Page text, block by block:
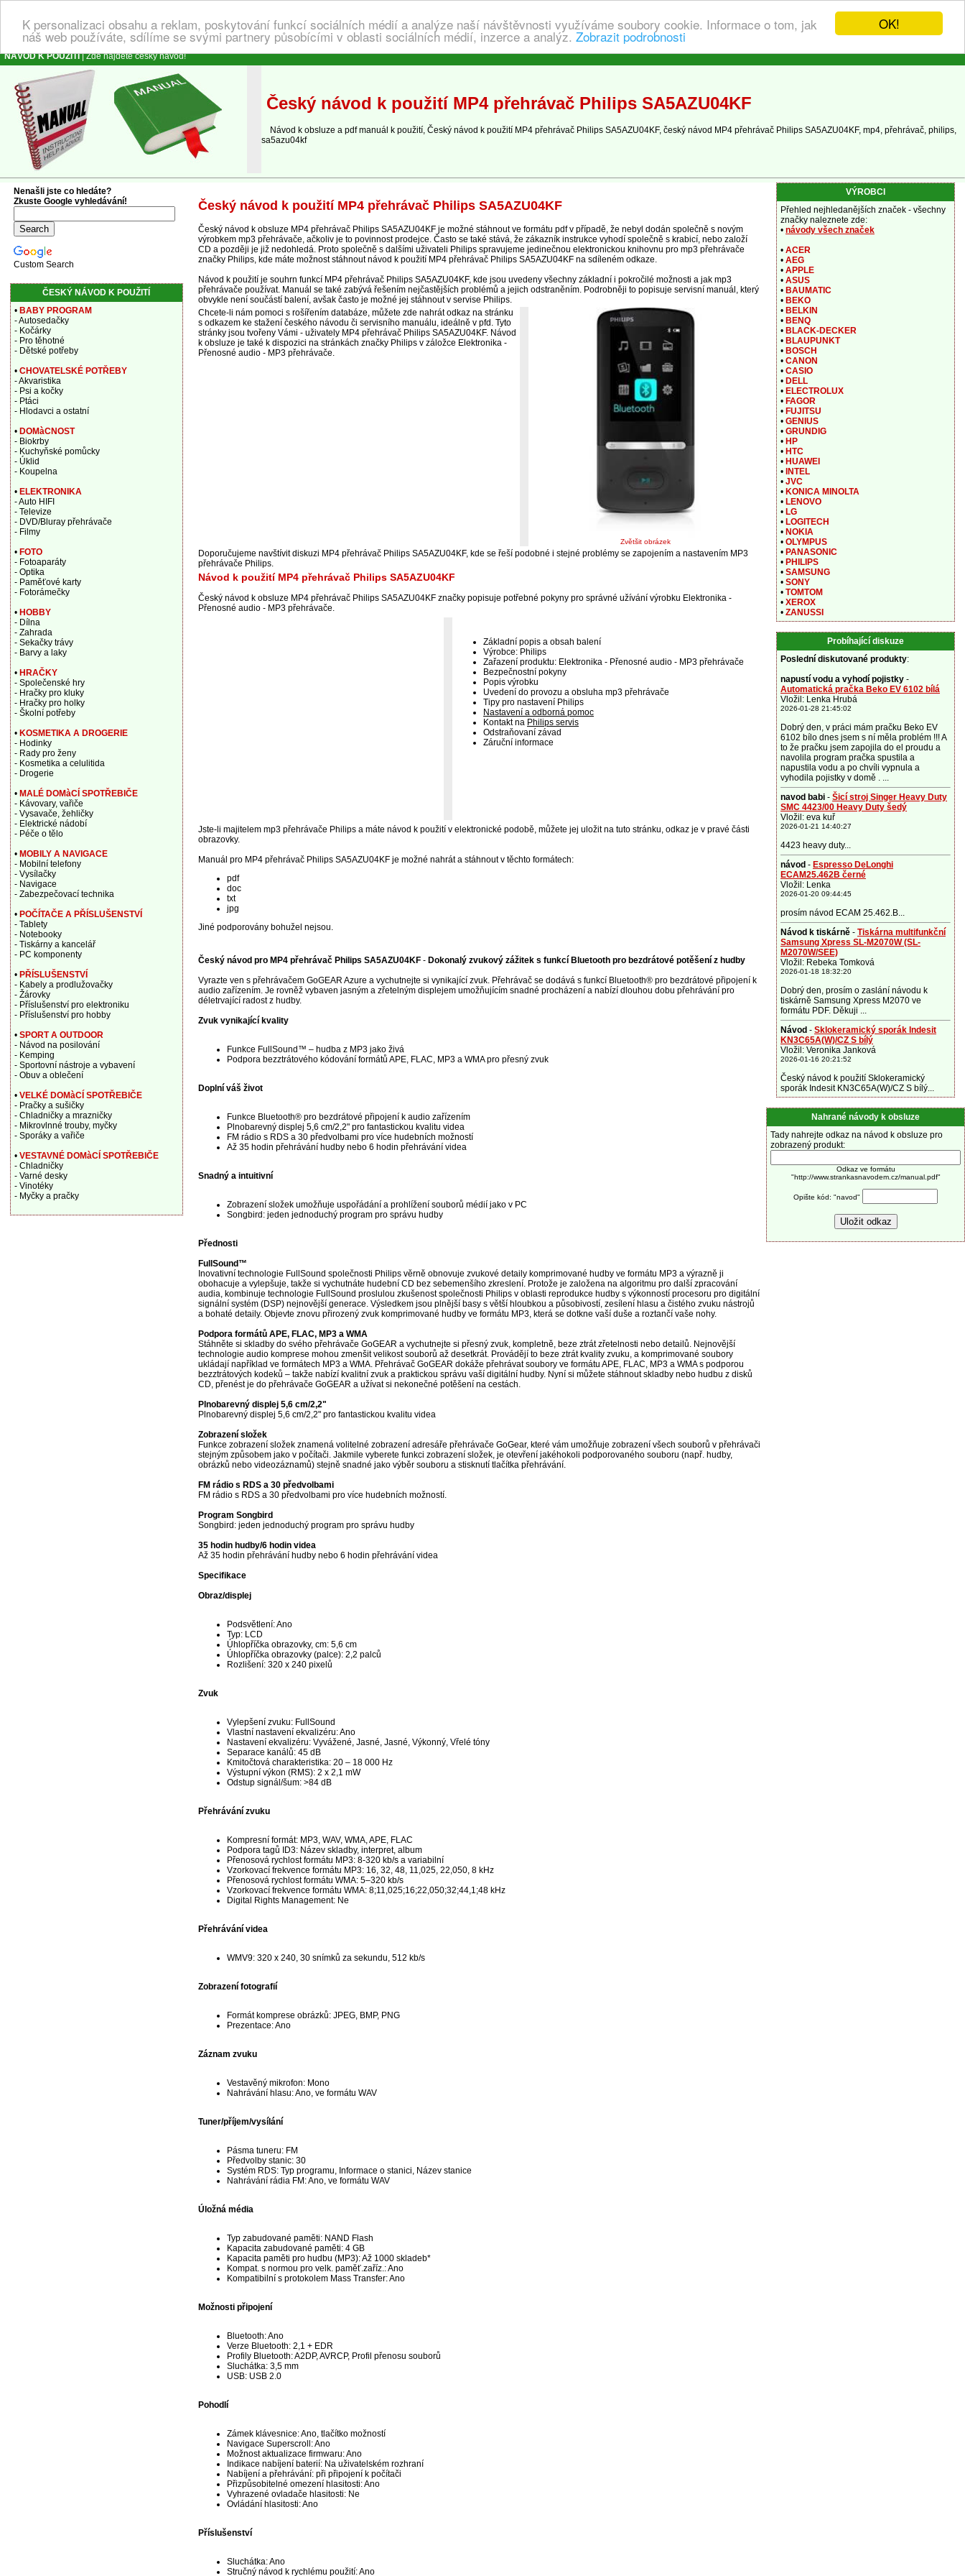
OK!
K personalizaci obsahu a reklam, poskytování funkcí sociálních médií a analýze naší návštěvnosti využíváme soubory cookie. Informace o tom, jak
náš web používáte, sdílíme se svými partnery působícími v oblasti sociálních médií, inzerce a analýz. Zobrazit podrobnosti
NÁVOD K POUŽITÍ| Zde najdete český návod!
Český návod k použití MP4 přehrávač Philips SA5AZU04KF
Návod k obsluze a pdf manuál k použití, Český návod k použití MP4 přehrávač Philips SA5AZU04KF, český návod MP4 přehrávač Philips SA5AZU04KF, mp4, přehrávač, philips,
sa5azu04kf
Český návod k použití MP4 přehrávač Philips SA5AZU04KF
Český návod k obsluze MP4 přehrávač Philips SA5AZU04KF je možné stáhnout ve formátu pdf v případě, že nebyl dodán společně s novým
výrobkem mp3 přehrávače, ačkoliv je to povinnost prodejce. Často se také stává, že zákazník instrukce vyhodí společně s krabicí, nebo založí
CD a později je již nedohledá. Proto společně s dalšími uživateli Philips spravujeme jedinečnou elektronickou knihovnu pro mp3 přehrávače
značky Philips, kde máte možnost stáhnout návod k použití MP4 přehrávač Philips SA5AZU04KF na sdíleném odkaze.
Návod k použití je souhrn funkcí MP4 přehrávač Philips SA5AZU04KF, kde jsou uvedeny všechny základní i pokročilé možnosti a jak mp3
přehrávače používat. Manuál se také zabývá řešením nejčastějších problémů a jejich odstraněním. Podrobněji to popisuje servisní manuál, který
obvykle není součástí balení, avšak často je možné jej stáhnout v servise Philips.
Chcete-li nám pomoci s rošířením databáze, můžete zde nahrát odkaz na stránku
s odkazem ke stažení českého návodu či servisního manuálu, ideálně v pfd. Tyto
stránky jsou tvořeny Vámi - uživately MP4 přehrávač Philips SA5AZU04KF. Návod
k obsluze je také k dispozici na stránkách značky Philips v záložce Elektronika -
Přenosné audio - MP3 přehrávače.
Zvětšit obrázek
Doporučujeme navštívit diskuzi MP4 přehrávač Philips SA5AZU04KF, kde se řeší podobné i stejné problémy se zapojením a nastavením MP3
přehrávače Philips.
Návod k použití MP4 přehrávač Philips SA5AZU04KF
Český návod k obsluze MP4 přehrávač Philips SA5AZU04KF značky popisuje potřebné pokyny pro správné užívání výrobku Elektronika -
Přenosné audio - MP3 přehrávače.
Základní popis a obsah balení
Výrobce: Philips
Zařazení produktu: Elektronika - Přenosné audio - MP3 přehrávače
Bezpečnostní pokyny
Popis výrobku
Uvedení do provozu a obsluha mp3 přehrávače
Tipy pro nastavení Philips
Nastavení a odborná pomoc
Kontakt na Philips servis
Odstraňovaní závad
Záruční informace
Jste-li majitelem mp3 přehrávače Philips a máte návod k použití v elektronické podobě, můžete jej uložit na tuto stránku, odkaz je v pravé části
obrazovky.
Manuál pro MP4 přehrávač Philips SA5AZU04KF je možné nahrát a stáhnout v těchto formátech:
pdf
doc
txt
jpg
Jiné podporovány bohužel nejsou.
Český návod pro MP4 přehrávač Philips SA5AZU04KF - Dokonalý zvukový zážitek s funkcí Bluetooth pro bezdrátové potěšení z hudby
Vyrazte ven s přehrávačem GoGEAR Azure a vychutnejte si vynikající zvuk. Přehrávač se dodává s funkcí Bluetooth® pro bezdrátové připojení k
audio zařízením. Je rovněž vybaven jasným a zřetelným displejem umožňujícím snadné procházení a nabízí dlouhou dobu přehrávání pro
déletrvající radost z hudby.
Zvuk vynikající kvality
Funkce FullSound™ – hudba z MP3 jako živá
Podpora bezztrátového kódování formátů APE, FLAC, MP3 a WMA pro přesný zvuk
Doplní váš život
Funkce Bluetooth® pro bezdrátové připojení k audio zařízením
Plnobarevný displej 5,6 cm/2,2" pro fantastickou kvalitu videa
FM rádio s RDS a 30 předvolbami pro více hudebních možností
Až 35 hodin přehrávání hudby nebo 6 hodin přehrávání videa
Snadný a intuitivní
Zobrazení složek umožňuje uspořádání a prohlížení souborů médií jako v PC
Songbird: jeden jednoduchý program pro správu hudby
Přednosti
FullSound™
Inovativní technologie FullSound společnosti Philips věrně obnovuje zvukové detaily komprimované hudby ve formátu MP3 a výrazně ji
obohacuje a vylepšuje, takže si vychutnáte hudební CD bez sebemenšího zkreslení. Protože je založena na algoritmu pro další zpracování
audia, kombinuje technologie FullSound proslulou zkušenost společnosti Philips v oblasti reprodukce hudby s výkonností procesoru pro digitální
signální systém (DSP) nejnovější generace. Výsledkem jsou plnější basy s větší hloubkou a působivostí, zesílení hlasu a čistého zvuku nástrojů
a bohaté detaily. Objevte znovu přirozený zvuk komprimované hudby ve formátu MP3, která se dotkne vaší duše a roztančí vaše nohy.
Podpora formátů APE, FLAC, MP3 a WMA
Stáhněte si skladby do svého přehrávače GoGEAR a vychutnejte si přesný zvuk, kompletně, beze ztrát zřetelnosti nebo detailů. Nejnovější
technologie audio komprese mohou zmenšit velikost souborů až desetkrát. Provádějí to beze ztrát kvality zvuku, a komprimované soubory
ukládají například ve formátech MP3 a WMA. Přehrávač GoGEAR dokáže přehrávat soubory ve formátu APE, FLAC, MP3 a WMA s podporou
bezztrátových kodeků – takže nabízí kvalitní zvuk a praktickou správu vaší digitální hudby. Nyní si můžete stáhnout skladby nebo hudbu z disků
CD, přenést je do přehrávače GoGEAR a užívat si nekonečné potěšení na cestách.
Plnobarevný displej 5,6 cm/2,2"
Plnobarevný displej 5,6 cm/2,2" pro fantastickou kvalitu videa
Zobrazení složek
Funkce zobrazení složek znamená volitelné zobrazení adresáře přehrávače GoGear, které vám umožňuje zobrazení všech souborů v přehrávači
stejným způsobem jako v počítači. Jakmile vyberete funkci zobrazení složek, je otevření jakéhokoli podporovaného souboru (např. hudby,
obrázků nebo videozáznamů) stejně snadné jako výběr souboru a stisknutí tlačítka přehrávání.
FM rádio s RDS a 30 předvolbami
FM rádio s RDS a 30 předvolbami pro více hudebních možností.
Program Songbird
Songbird: jeden jednoduchý program pro správu hudby
35 hodin hudby/6 hodin videa
Až 35 hodin přehrávání hudby nebo 6 hodin přehrávání videa
Specifikace
Obraz/displej
Podsvětlení: Ano
Typ: LCD
Úhlopříčka obrazovky, cm: 5,6 cm
Úhlopříčka obrazovky (palce): 2,2 palců
Rozlišení: 320 x 240 pixelů
Zvuk
Vylepšení zvuku: FullSound
Vlastní nastavení ekvalizéru: Ano
Nastavení ekvalizéru: Vyvážené, Jasné, Jasné, Výkonný, Vřelé tóny
Separace kanálů: 45 dB
Kmitočtová charakteristika: 20 – 18 000 Hz
Výstupní výkon (RMS): 2 x 2,1 mW
Odstup signál/šum: >84 dB
Přehrávání zvuku
Kompresní formát: MP3, WAV, WMA, APE, FLAC
Podpora tagů ID3: Název skladby, interpret, album
Přenosová rychlost formátu MP3: 8-320 kb/s a variabilní
Vzorkovací frekvence formátu MP3: 16, 32, 48, 11,025, 22,050, 8 kHz
Přenosová rychlost formátu WMA: 5–320 kb/s
Vzorkovací frekvence formátu WMA: 8;11,025;16;22,050;32;44,1;48 kHz
Digital Rights Management: Ne
Přehrávání videa
WMV9: 320 x 240, 30 snímků za sekundu, 512 kb/s
Zobrazení fotografií
Formát komprese obrázků: JPEG, BMP, PNG
Prezentace: Ano
Záznam zvuku
Vestavěný mikrofon: Mono
Nahrávání hlasu: Ano, ve formátu WAV
Tuner/příjem/vysílání
Pásma tuneru: FM
Předvolby stanic: 30
Systém RDS: Typ programu, Informace o stanici, Název stanice
Nahrávání rádia FM: Ano, ve formátu WAV
Úložná média
Typ zabudované paměti: NAND Flash
Kapacita zabudované paměti: 4 GB
Kapacita paměti pro hudbu (MP3): Až 1000 skladeb*
Kompat. s normou pro velk. paměť.zaříz.: Ano
Kompatibilní s protokolem Mass Transfer: Ano
Možnosti připojení
Bluetooth: Ano
Verze Bluetooth: 2,1 + EDR
Profily Bluetooth: A2DP, AVRCP, Profil přenosu souborů
Sluchátka: 3,5 mm
USB: USB 2.0
Pohodlí
Zámek klávesnice: Ano, tlačítko možností
Navigace Superscroll: Ano
Možnost aktualizace firmwaru: Ano
Indikace nabíjení baterií: Na uživatelském rozhraní
Nabíjení a přehrávání: při připojení k počítači
Přizpůsobitelné omezení hlasitosti: Ano
Vyhrazené ovladače hlasitosti: Ne
Ovládání hlasitosti: Ano
Příslušenství
Sluchátka: Ano
Stručný návod k rychlému použití: Ano
Nenašli jste co hledáte?
Zkuste Google vyhledávání!
Custom Search
ČESKÝ NÁVOD K POUŽITÍ
• BABY PROGRAM
- Autosedačky
- Kočárky
- Pro těhotné
- Dětské potřeby
• CHOVATELSKÉ POTŘEBY
- Akvaristika
- Psi a kočky
- Ptáci
- Hlodavci a ostatní
• DOMàCNOST
- Biokrby
- Kuchyňské pomůcky
- Úklid
- Koupelna
• ELEKTRONIKA
- Auto HIFI
- Televize
- DVD/Bluray přehrávače
- Filmy
• FOTO
- Fotoaparáty
- Optika
- Paměťové karty
- Fotorámečky
• HOBBY
- Dílna
- Zahrada
- Sekačky trávy
- Barvy a laky
• HRAČKY
- Společenské hry
- Hračky pro kluky
- Hračky pro holky
- Školní potřeby
• KOSMETIKA A DROGERIE
- Hodinky
- Rady pro ženy
- Kosmetika a celulitida
- Drogerie
• MALÉ DOMàCÍ SPOTŘEBIČE
- Kávovary, vařiče
- Vysavače, žehličky
- Elektrické nádobí
- Péče o tělo
• MOBILY A NAVIGACE
- Mobilní telefony
- Vysílačky
- Navigace
- Zabezpečovací technika
• POČÍTAČE A PŘÍSLUŠENSTVÍ
- Tablety
- Notebooky
- Tiskárny a kancelář
- PC komponenty
• PŘÍSLUŠENSTVÍ
- Kabely a prodlužovačky
- Žárovky
- Příslušenství pro elektroniku
- Příslušenství pro hobby
• SPORT A OUTDOOR
- Návod na posilování
- Kemping
- Sportovní nástroje a vybavení
- Obuv a oblečení
• VELKÉ DOMàCÍ SPOTŘEBIČE
- Pračky a sušičky
- Chladničky a mrazničky
- Mikrovlnné trouby, myčky
- Sporáky a vařiče
• VESTAVNÉ DOMàCÍ SPOTŘEBIČE
- Chladničky
- Varné desky
- Vinotéky
- Myčky a pračky
VÝROBCI
Přehled nejhledanějších značek - všechny
značky naleznete zde:
• návody všech značek
• ACER
• AEG
• APPLE
• ASUS
• BAUMATIC
• BEKO
• BELKIN
• BENQ
• BLACK-DECKER
• BLAUPUNKT
• BOSCH
• CANON
• CASIO
• DELL
• ELECTROLUX
• FAGOR
• FUJITSU
• GENIUS
• GRUNDIG
• HP
• HTC
• HUAWEI
• INTEL
• JVC
• KONICA MINOLTA
• LENOVO
• LG
• LOGITECH
• NOKIA
• OLYMPUS
• PANASONIC
• PHILIPS
• SAMSUNG
• SONY
• TOMTOM
• XEROX
• ZANUSSI
Probíhající diskuze
Poslední diskutované produkty:
napustí vodu a vyhodí pojistky -
Automatická pračka Beko EV 6102 bílá
Vložil: Lenka Hrubá
2026-01-28 21:45:02
Dobrý den, v práci mám pračku Beko EV
6102 bílo dnes jsem s ní měla problém !!! A
to že pračku jsem zapojila do el proudu a
navolila program pračka spustila a
napustila vodu a po chvíli vypnula a
vyhodila pojistky v domě . ...
navod babi - Šicí stroj Singer Heavy Duty
SMC 4423/00 Heavy Duty šedý
Vložil: eva kuř
2026-01-21 14:40:27
4423 heavy duty...
návod - Espresso DeLonghi
ECAM25.462B černé
Vložil: Lenka
2026-01-20 09:44:45
prosím návod ECAM 25.462.B...
Návod k tiskárně - Tiskárna multifunkční
Samsung Xpress SL-M2070W (SL-
M2070W/SEE)
Vložil: Rebeka Tomková
2026-01-18 18:32:20
Dobrý den, prosím o zaslání návodu k
tiskárně Samsung Xpress M2070 ve
formátu PDF. Děkuji ...
Návod - Sklokeramický sporák Indesit
KN3C65A(W)/CZ S bílý
Vložil: Veronika Janková
2026-01-16 20:21:52
Český návod k použití Sklokeramický
sporák Indesit KN3C65A(W)/CZ S bílý...
Nahrané návody k obsluze
Tady nahrejte odkaz na návod k obsluze pro
zobrazený produkt:
Odkaz ve formátu
"http://www.strankasnavodem.cz/manual.pdf"
Opište kód: "navod"